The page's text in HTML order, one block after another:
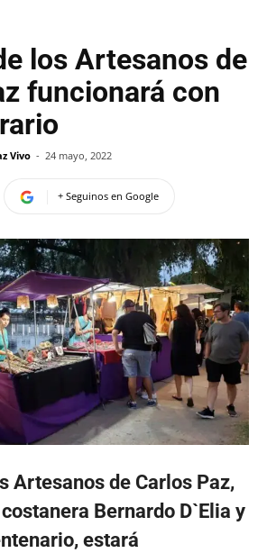
los Artesanos de
funcionará con
Vivo - 24 mayo, 2022
+ Seguinos en Google
Artesanos de Carlos Paz,
Bernardo D`Elia y
estará